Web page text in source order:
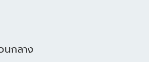
นกลาง